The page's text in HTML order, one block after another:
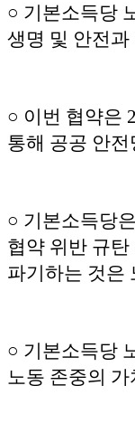
○ 기본소득당
생명 및 안전
○ 이번 협약은
통해 공공 안
○ 기본소득당
협약 위반 규
파기하는 것은
○ 기본소득당
노동 존중의